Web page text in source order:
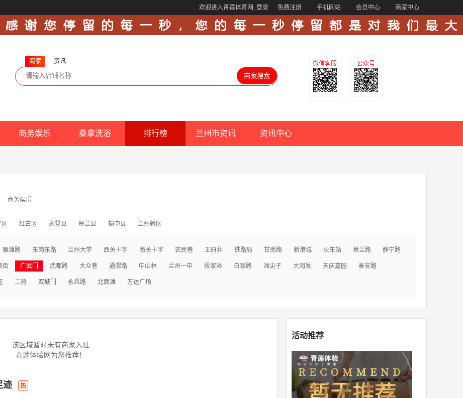
欢迎进入青莲体育网, 登录 免费注册 手机网站 会员中心 商家中心
商家 资讯 公众号
微信客服
商务娱乐 桑拿洗浴 排行榜 兰州市资讯 资讯中心
商务娱乐
红古区 永登县 皋兰县 榆中县 兰州新区
雁滩路 东岗东路 兰州大学 西关十字 南关十字 农民巷 王府井 铁路局 甘南路 新港城 火车站 皋兰路 静宁路
街 广武门 武都路 大众巷 通渭路 中山林 兰州一中 段家滩 白银路 滩尖子 大润发 天庆嘉园 秦安路
二热 双城门 永昌路 北面滩 万达广场
该区域暂时未有商家入驻
青莲体验网为您推荐！
迹 热
活动推荐